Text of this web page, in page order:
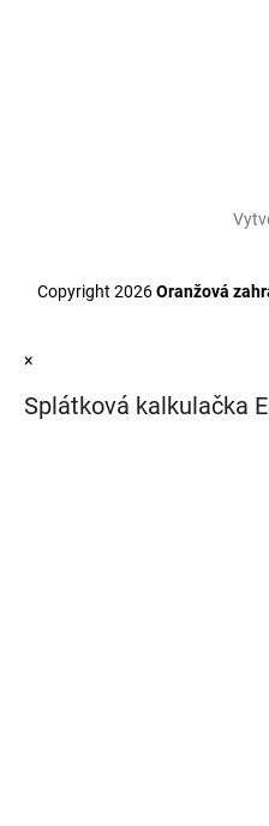
Copyright 2026Oranžová
×
Splátková kalkulačka